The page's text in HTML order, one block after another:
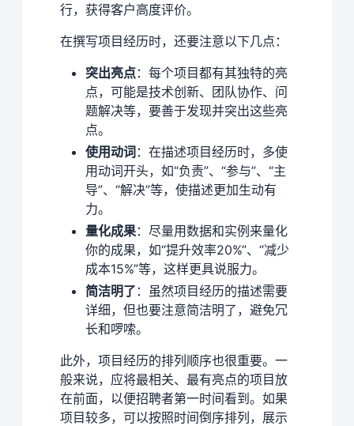
行，获得客户高度评价。
在撰写项目经历时，还要注意以下几点：
突出亮点：每个项目都有其独特的亮
点，可能是技术创新、团队协作、问
题解决等，要善于发现并突出这些亮
点。
使用动词：在描述项目经历时，多使
用动词开头，如“负责”、“参与”、“主
导”、“解决”等，使描述更加生动有
力。
量化成果：尽量用数据和实例来量化
你的成果，如“提升效率20%”、“减少
成本15%”等，这样更具说服力。
简洁明了 ：虽然项目经历的描述需要
详细，但也要注意简洁明了，避免冗
长和啰嗦。
此外，项目经历的排列顺序也很重要。一
般来说，应将最相关、最有亮点的项目放
在前面，以便招聘者第一时间看到。如果
项目较多，可以按照时间倒序排列，展示